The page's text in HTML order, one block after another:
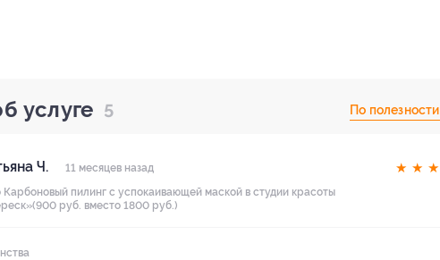
услуге 5 По полезности
Ч. 11 месяцев назад ★ ★ ★
Карбоновый пилинг с успокаивающей маской в студии красоты
руб. вместо 1800 руб.)